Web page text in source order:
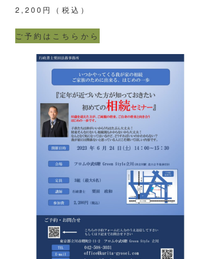
2,200円（税込）
ご予約はこちらから